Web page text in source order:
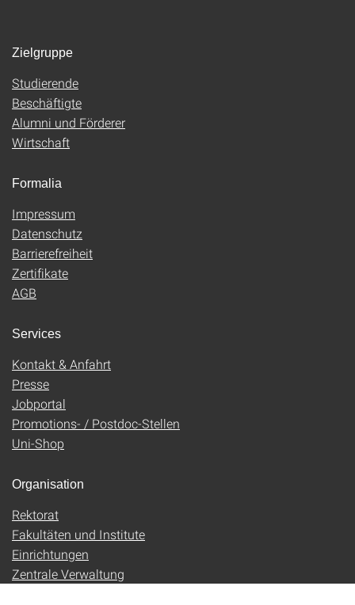
Zielgruppe
Studierende
Beschäftigte
Alumni und Förderer
Wirtschaft
Formalia
Impressum
Datenschutz
Barrierefreiheit
Zertifikate
AGB
Services
Kontakt & Anfahrt
Presse
Jobportal
Promotions- / Postdoc-Stellen
Uni-Shop
Organisation
Rektorat
Fakultäten und Institute
Einrichtungen
Zentrale Verwaltung